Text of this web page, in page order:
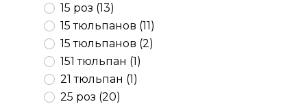
15 роз (13)
15 тюльпанов (11)
15 тюльпанов (2)
151 тюльпан (1)
21 тюльпан (1)
25 роз (20)